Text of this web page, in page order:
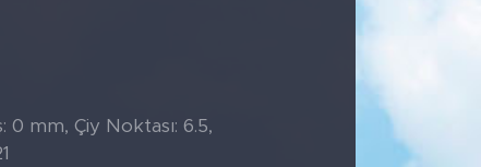
0 mm, Çiy Noktası: 6.5,